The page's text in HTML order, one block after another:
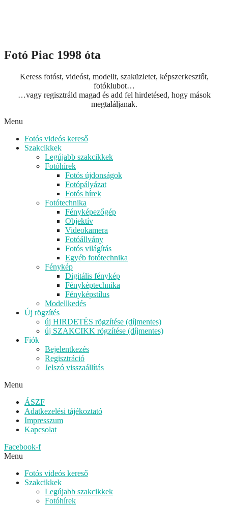
Fotó Piac 1998 óta
Keress fotóst, videóst, modellt, szaküzletet, képszerkesztőt,
fotóklubot…
…vagy regisztráld magad és add fel hirdetésed, hogy mások
megtaláljanak.
Menu
Fotós videós kereső
Szakcikkek
Legújabb szakcikkek
Fotóhírek
Fotós újdonságok
Fotópályázat
Fotós hírek
Fotótechnika
Fényképezőgép
Objektív
Videokamera
Fotóállvány
Fotós világítás
Egyéb fotótechnika
Fénykép
Digitális fénykép
Fényképtechnika
Fényképstílus
Modellkedés
Új rögzítés
új HIRDETÉS rögzítése (díjmentes)
új SZAKCIKK rögzítése (díjmentes)
Fiók
Bejelentkezés
Regisztráció
Jelszó visszaállítás
Menu
ÁSZF
Adatkezelési tájékoztató
Impresszum
Kapcsolat
Facebook-f
Menu
Fotós videós kereső
Szakcikkek
Legújabb szakcikkek
Fotóhírek